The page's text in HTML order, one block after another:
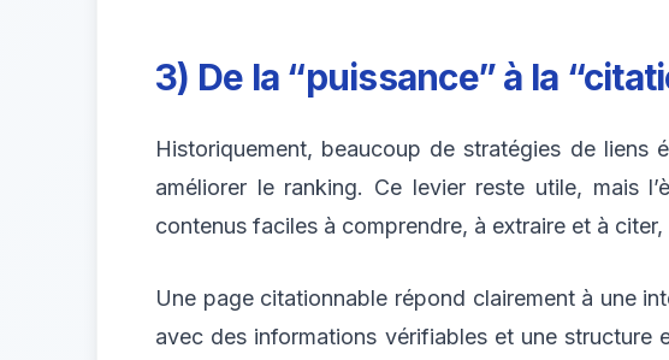
3) De la “puissance” à la
Historiquement, beaucoup de stratégies de
améliorer le ranking. Ce levier reste utile, mais
contenus faciles à comprendre, à extraire et à
Une page citationnable répond clairement à une
avec des informations vérifiables et une structure